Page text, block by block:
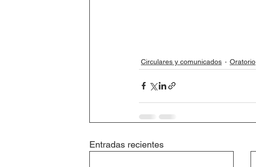
Circulares y comunicados Oratorio
Entradas recientes